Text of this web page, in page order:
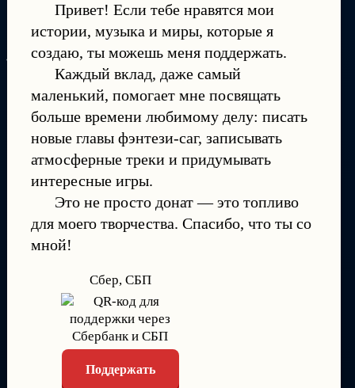
Привет! Если тебе нравятся мои
истории, музыка и миры, которые я
создаю, ты можешь меня поддержать.
Каждый вклад, даже самый
маленький, помогает мне посвящать
больше времени любимому делу: писать
новые главы фэнтези-саг, записывать
атмосферные треки и придумывать
интересные игры.
Это не просто донат — это топливо
для моего творчества. Спасибо, что ты со
мной!
Сбер, СБП
Поддержать